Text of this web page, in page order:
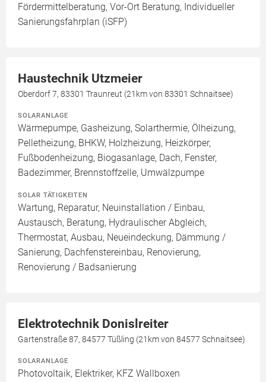
Fördermittelberatung, Vor-Ort Beratung, Individueller
Sanierungsfahrplan (iSFP)
Haustechnik Utzmeier
Oberdorf 7, 83301 Traunreut (21km von 83301 Schnaitsee)
SOLARANLAGE
Wärmepumpe, Gasheizung, Solarthermie, Ölheizung,
Pelletheizung, BHKW, Holzheizung, Heizkörper,
Fußbodenheizung, Biogasanlage, Dach, Fenster,
Badezimmer, Brennstoffzelle, Umwälzpumpe
SOLAR TÄTIGKEITEN
Wartung, Reparatur, Neuinstallation / Einbau,
Austausch, Beratung, Hydraulischer Abgleich,
Thermostat, Ausbau, Neueindeckung, Dämmung /
Sanierung, Dachfenstereinbau, Renovierung,
Renovierung / Badsanierung
Elektrotechnik Donislreiter
Gartenstraße 87, 84577 Tüßling (21km von 84577 Schnaitsee)
SOLARANLAGE
Photovoltaik, Elektriker, KFZ Wallboxen